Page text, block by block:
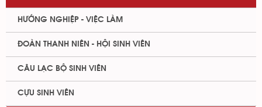
HƯỚNG NGHIỆP - VIỆC LÀM
ĐOÀN THANH NIÊN - HỘI SINH VIÊN
CÂU LẠC BỘ SINH VIÊN
CỰU SINH VIÊN